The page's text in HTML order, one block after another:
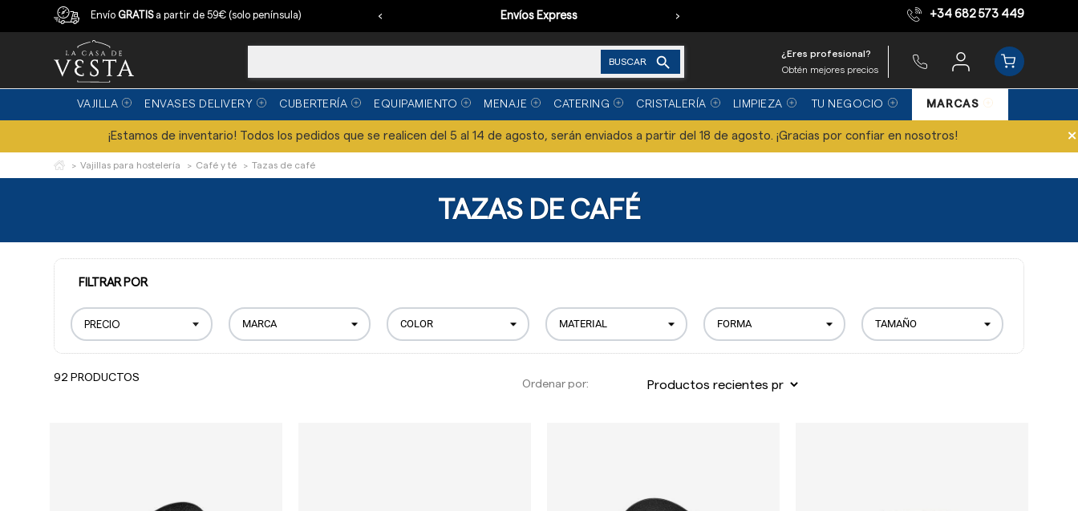
EnvíoGRATISa partir de 59€ (solo península)
Compra con garantía Envíos Express Equipo de expertos
‹ › +34 682 573 449
BUSCAR 
¿Eres profesional?
Obtén mejores precios
VAJILLA ENVASES DELIVERY CUBERTERÍA EQUIPAMIENTO MENAJE CATERING CRISTALERÍA LIMPIEZA TU NEGOCIO MARCAS
¡Estamos de inventario! Todos los pedidos que se realicen del 5 al 14 de agosto, serán enviados a partir del 18 de agosto. ¡Gracias por confiar en nosotros! ×
Vajillas para hostelería Café y té Tazas de café
TAZAS DE CAFÉ
FILTRAR POR
PRECIO
92 PRODUCTOS
Ordenar por: